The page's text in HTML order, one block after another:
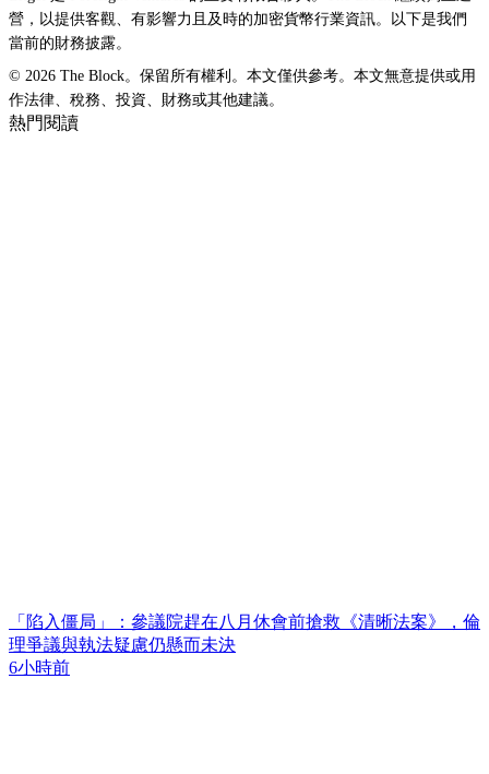
營，以提供客觀、有影響力且及時的加密貨幣行業資訊。以下是我們
當前的財務披露。
© 2026 The Block。保留所有權利。本文僅供參考。本文無意提供或用
作法律、稅務、投資、財務或其他建議。
熱門閱讀
「陷入僵局」：參議院趕在八月休會前搶救《清晰法案》，倫
理爭議與執法疑慮仍懸而未決
6小時前